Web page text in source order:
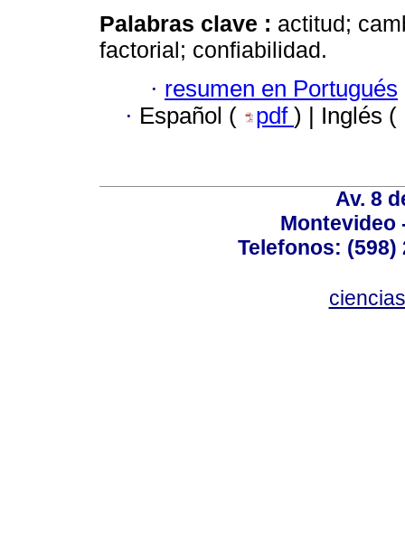
Palabras clave : actitud;
factorial; confiabilidad.
· resumen en Portugués
· Español ( pdf ) | Inglés (
Av. 8
Montevideo
Telefonos: (598)